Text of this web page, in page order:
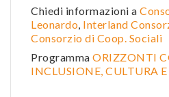
Chiedi informazioni a
Leonardo, Interland
Consorzio di Coop. Sociali
Programma ORIZZONTI
INCLUSIONE, CULTURA